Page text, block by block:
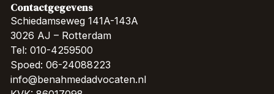
Contactgegevens
Schiedamseweg 141A-143A
3026 AJ – Rotterdam
Tel: 010-4259500
Spoed: 06-24088223
info@benahmedadvocaten.nl